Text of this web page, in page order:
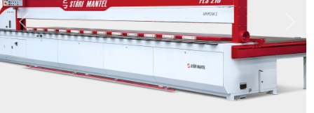
Previous